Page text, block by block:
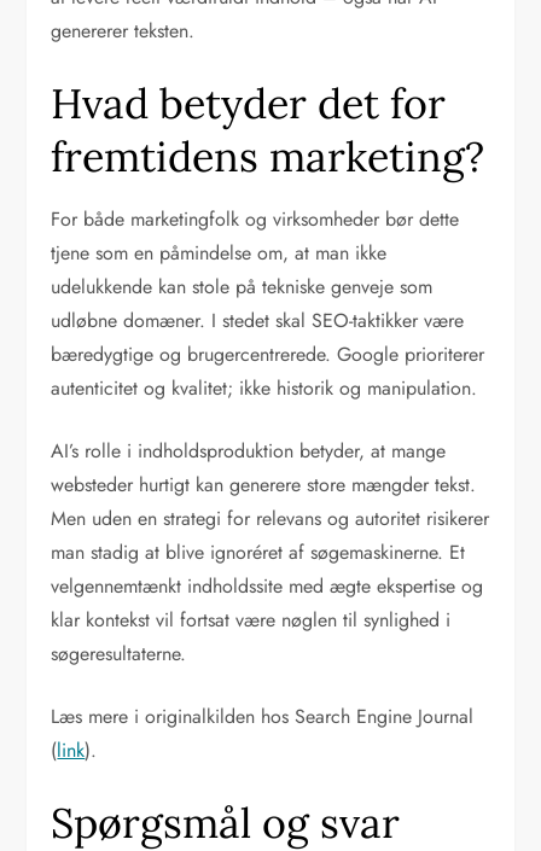
genererer teksten.
Hvad betyder det for
fremtidens marketing?
For både marketingfolk og virksomheder bør dette
tjene som en påmindelse om, at man ikke
udelukkende kan stole på tekniske genveje som
udløbne domæner. I stedet skal SEO-taktikker være
bæredygtige og brugercentrerede. Google prioriterer
autenticitet og kvalitet; ikke historik og manipulation.
AI’s rolle i indholdsproduktion betyder, at mange
websteder hurtigt kan generere store mængder tekst.
Men uden en strategi for relevans og autoritet risikerer
man stadig at blive ignoréret af søgemaskinerne. Et
velgennemtænkt indholdssite med ægte ekspertise og
klar kontekst vil fortsat være nøglen til synlighed i
søgeresultaterne.
Læs mere i originalkilden hos Search Engine Journal
(link).
Spørgsmål og svar